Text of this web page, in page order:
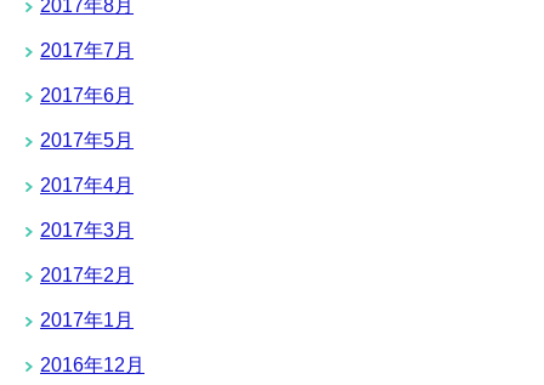
2017年8月
2017年7月
2017年6月
2017年5月
2017年4月
2017年3月
2017年2月
2017年1月
2016年12月